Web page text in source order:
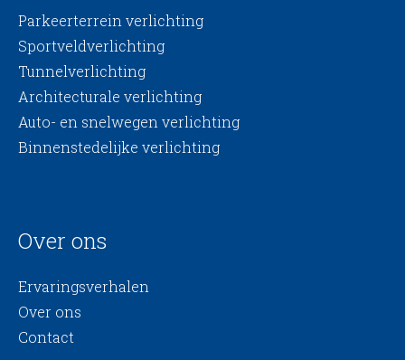
Parkeerterrein verlichting
Sportveldverlichting
Tunnelverlichting
Architecturale verlichting
Auto- en snelwegen verlichting
Binnenstedelijke verlichting
Over ons
Ervaringsverhalen
Over ons
Contact